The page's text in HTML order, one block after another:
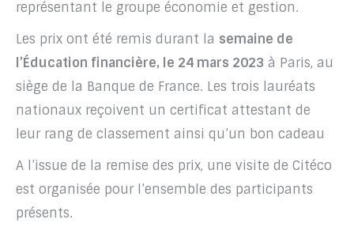
représentant le groupe économie et gestion.
Les prix ont été remis durant la semaine de
l’Éducation financière, le 24 mars 2023 à Paris, au
siège de la Banque de France. Les trois lauréats
nationaux reçoivent un certificat attestant de
leur rang de classement ainsi qu’un bon cadeau
A l’issue de la remise des prix, une visite de Citéco
est organisée pour l’ensemble des participants
présents.